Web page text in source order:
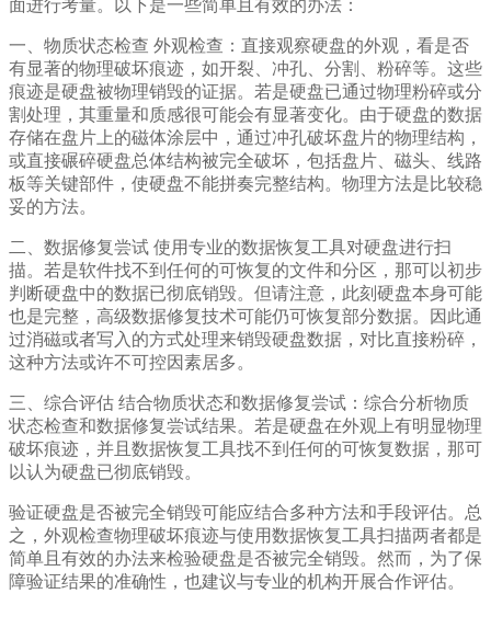
面进行考量。以下是一些简单且有效的办法：
一、物质状态检查 外观检查：直接观察硬盘的外观，看是否
有显著的物理破坏痕迹，如开裂、冲孔、分割、粉碎等。这些
痕迹是硬盘被物理销毁的证据。若是硬盘已通过物理粉碎或分
割处理，其重量和质感很可能会有显著变化。由于硬盘的数据
存储在盘片上的磁体涂层中，通过冲孔破坏盘片的物理结构，
或直接碾碎硬盘总体结构被完全破坏，包括盘片、磁头、线路
板等关键部件，使硬盘不能拼奏完整结构。物理方法是比较稳
妥的方法。
二、数据修复尝试 使用专业的数据恢复工具对硬盘进行扫
描。若是软件找不到任何的可恢复的文件和分区，那可以初步
判断硬盘中的数据已彻底销毁。但请注意，此刻硬盘本身可能
也是完整，高级数据修复技术可能仍可恢复部分数据。因此通
过消磁或者写入的方式处理来销毁硬盘数据，对比直接粉碎，
这种方法或许不可控因素居多。
三、综合评估 结合物质状态和数据修复尝试：综合分析物质
状态检查和数据修复尝试结果。若是硬盘在外观上有明显物理
破坏痕迹，并且数据恢复工具找不到任何的可恢复数据，那可
以认为硬盘已彻底销毁。
验证硬盘是否被完全销毁可能应结合多种方法和手段评估。总
之，外观检查物理破坏痕迹与使用数据恢复工具扫描两者都是
简单且有效的办法来检验硬盘是否被完全销毁。然而，为了保
障验证结果的准确性，也建议与专业的机构开展合作评估。